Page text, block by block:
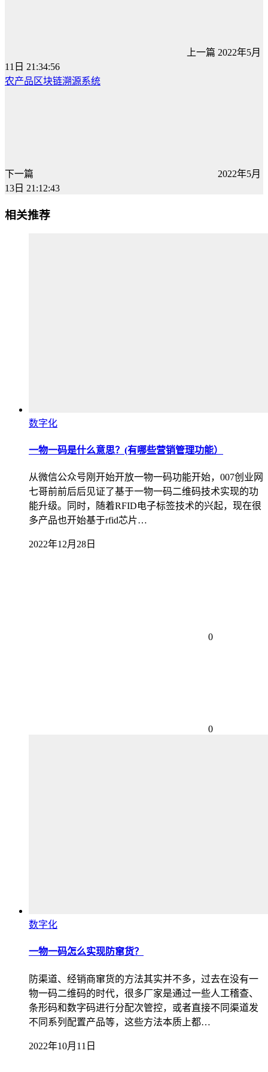
上一篇 2022年5月
11日 21:34:56
农产品区块链溯源系统
下一篇
2022年5月
13日 21:12:43
相关推荐
数字化
一物一码是什么意思？(有哪些营销管理功能）
从微信公众号刚开始开放一物一码功能开始，007创业网
七哥前前后后见证了基于一物一码二维码技术实现的功
能升级。同时，随着RFID电子标签技术的兴起，现在很
多产品也开始基于rfid芯片…
2022年12月28日
0
0
数字化
一物一码怎么实现防窜货？
防渠道、经销商窜货的方法其实并不多，过去在没有一
物一码二维码的时代，很多厂家是通过一些人工稽查、
条形码和数字码进行分配次管控，或者直接不同渠道发
不同系列配置产品等，这些方法本质上都…
2022年10月11日